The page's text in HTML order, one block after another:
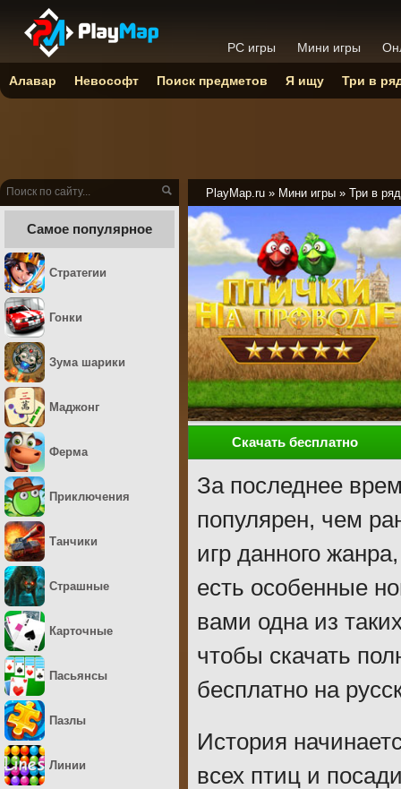
PlayMap.ru » Мини игры » Три в ряд
Скачать бесплатно
За последнее
популярен, чем
игр данного
есть особенные
вами одна из
чтобы скачать
бесплатно на
История
всех птиц и
Самое популярное
Стратегии
Гонки
Зума шарики
Маджонг
Ферма
Приключения
Танчики
Страшные
Карточные
Пасьянсы
Пазлы
Линии
PC игры Мини игры
Алавар Невософт Поиск предметов Я ищу Три в